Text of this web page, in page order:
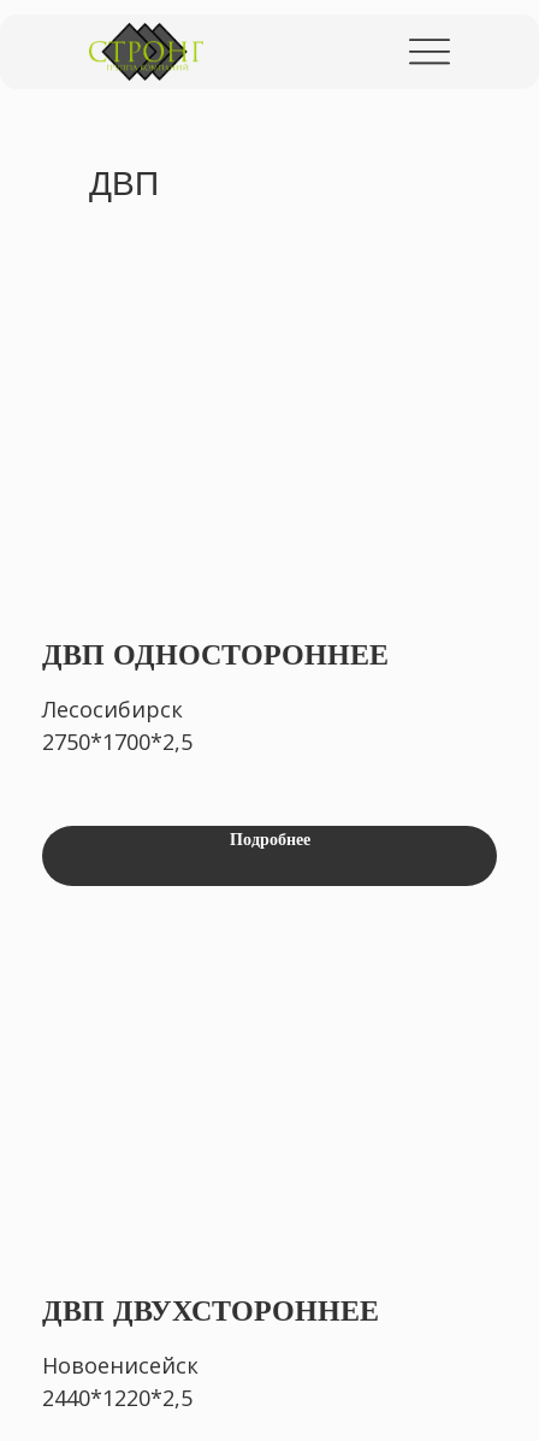
ПОЛУЧИТЬ
Нажимая на кнопку вы подтверждаете, что ознакомились
ДВП
ДВП ОДНОСТОРОННЕЕ
Лесосибирск
2750*1700*2,5
Подробнее
ДВП ДВУХСТОРОННЕЕ
Новоенисейск
2440*1220*2,5